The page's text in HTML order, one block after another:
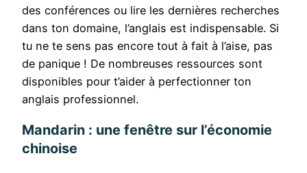
des conférences ou lire les dernières recherches
dans ton domaine, l’anglais est indispensable. Si
tu ne te sens pas encore tout à fait à l’aise, pas
de panique ! De nombreuses ressources sont
disponibles pour t’aider à perfectionner ton
anglais professionnel.
Mandarin : une fenêtre sur l’économie
chinoise